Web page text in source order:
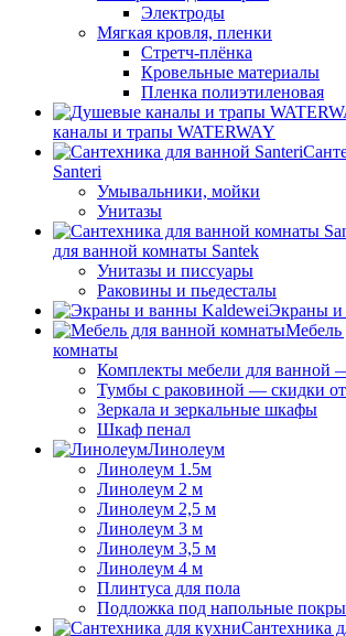
Электроды
Мягкая кровля, пленки
Стретч-плёнка
Кровельные материалы
Пленка полиэтиленовая
каналы и трапы WATERWAY
Santeri
Умывальники, мойки
Унитазы
для ванной комнаты Santek
Унитазы и писсуары
Раковины и пьедесталы
Экраны и
Мебель
комнаты
Комплекты мебели для ванной
Тумбы с раковиной — скидки
Зеркала и зеркальные шкафы
Шкаф пенал
Линолеум
Линолеум 1.5м
Линолеум 2 м
Линолеум 2,5 м
Линолеум 3 м
Линолеум 3,5 м
Линолеум 4 м
Плинтуса для пола
Подложка под напольные
Сантехника